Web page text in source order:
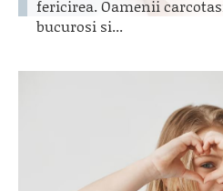
fericirea. Oamenii
bucurosi si...